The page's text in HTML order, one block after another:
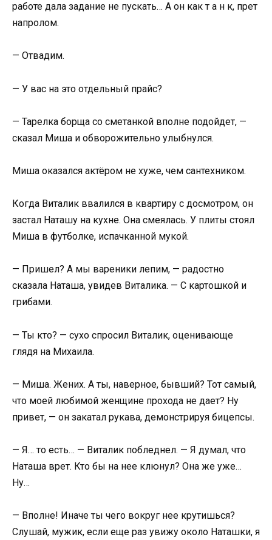
работе дала задание не пускать… А он как т а н к, прет
напролом.
— Отвадим.
— У вас на это отдельный прайс?
— Тарелка борща со сметанкой вполне подойдет, —
сказал Миша и обворожительно улыбнулся.
Миша оказался актёром не хуже, чем сантехником.
Когда Виталик ввалился в квартиру с досмотром, он
застал Наташу на кухне. Она смеялась. У плиты стоял
Миша в футболке, испачканной мукой.
— Пришел? А мы вареники лепим, — радостно
сказала Наташа, увидев Виталика. — С картошкой и
грибами.
— Ты кто? — сухо спросил Виталик, оценивающе
глядя на Михаила.
— Миша. Жених. А ты, наверное, бывший? Тот самый,
что моей любимой женщине прохода не дает? Ну
привет, — он закатал рукава, демонстрируя бицепсы.
— Я… то есть… — Виталик побледнел. — Я думал, что
Наташа врет. Кто бы на нее клюнул? Она же уже…
Ну…
— Вполне! Иначе ты чего вокруг нее крутишься?
Слушай, мужик, если еще раз увижу около Наташки, я